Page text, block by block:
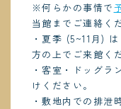
※何らかの事情で
当館までご連絡く
・夏季 (5~11月)
方の上でご来館く
・客室・ドッグラ
けください。
・敷地内での排泄